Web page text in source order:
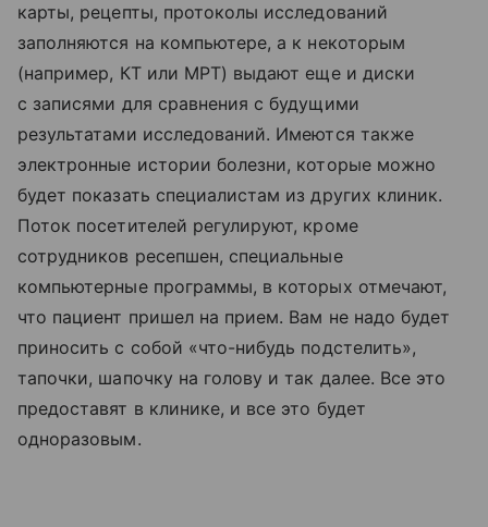
карты, рецепты, протоколы исследований
заполняются на компьютере, а к некоторым
(например, КТ или МРТ) выдают еще и диски
с записями для сравнения с будущими
результатами исследований. Имеются также
электронные истории болезни, которые можно
будет показать специалистам из других клиник.
Поток посетителей регулируют, кроме
сотрудников ресепшен, специальные
компьютерные программы, в которых отмечают,
что пациент пришел на прием. Вам не надо будет
приносить с собой «что-нибудь подстелить»,
тапочки, шапочку на голову и так далее. Все это
предоставят в клинике, и все это будет
одноразовым.